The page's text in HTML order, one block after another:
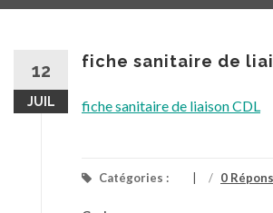
contenu
12
JUIL
fiche sanitaire de
fiche sanitaire de liaison CDL
Catégories : / 0